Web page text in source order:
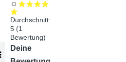
Durchschnitt:
5 (1
Bewertung)
Audiodatei
Deine